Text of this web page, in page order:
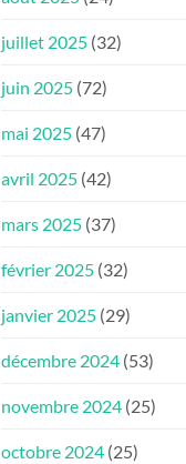
juillet 2025 (32)
juin 2025 (72)
mai 2025 (47)
avril 2025 (42)
mars 2025 (37)
février 2025 (32)
janvier 2025 (29)
décembre 2024 (53)
novembre 2024 (25)
octobre 2024 (25)